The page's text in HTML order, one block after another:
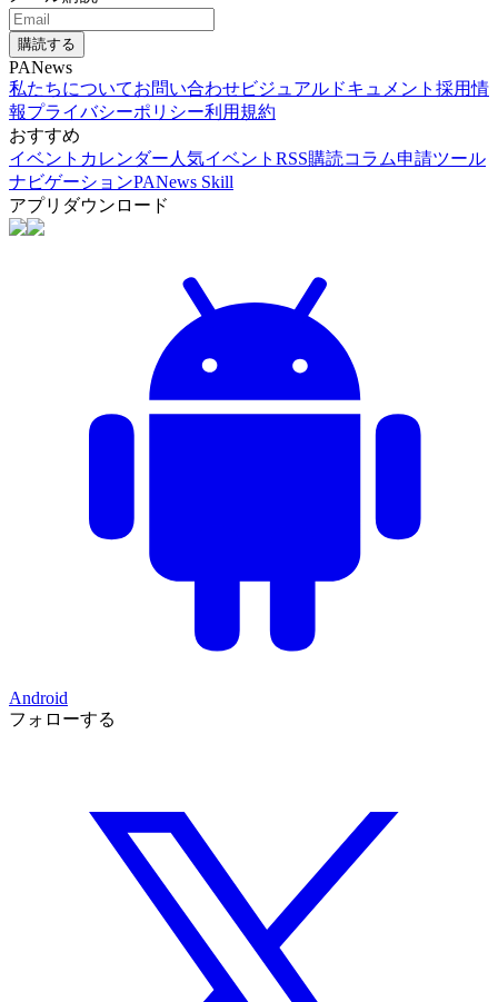
購読する
PANews
私たちについてお問い合わせビジュアルドキュメント 採用情
報プライバシーポリシー利用規約
おすすめ
イベントカレンダー 人気イベント RSS購読コラム申請ツール
ナビゲーションPANews Skill
アプリダウンロード
Android
フォローする